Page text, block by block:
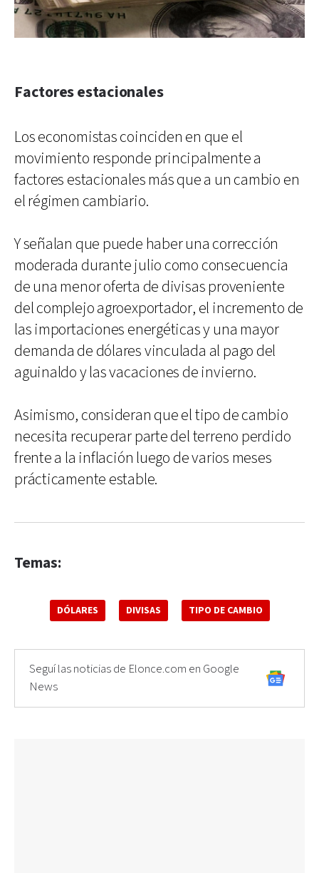
Factores estacionales
Los economistas coinciden en que el
movimiento responde principalmente a
factores estacionales más que a un cambio en
el régimen cambiario.
Y señalan que puede haber una corrección
moderada durante julio como consecuencia
de una menor oferta de divisas proveniente
del complejo agroexportador, el incremento de
las importaciones energéticas y una mayor
demanda de dólares vinculada al pago del
aguinaldo y las vacaciones de invierno.
Asimismo, consideran que el tipo de cambio
necesita recuperar parte del terreno perdido
frente a la inflación luego de varios meses
prácticamente estable.
Temas:
DÓLARES DIVISAS TIPO DE CAMBIO
Seguí las noticias de Elonce.com en Google
News